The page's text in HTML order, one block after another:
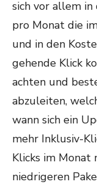
sich vor allem
pro Monat die
und in den
gehende Klick
achten und
abzuleiten,
wann sich ein
mehr Inklusiv-
Klicks im Monat
niedrigeren